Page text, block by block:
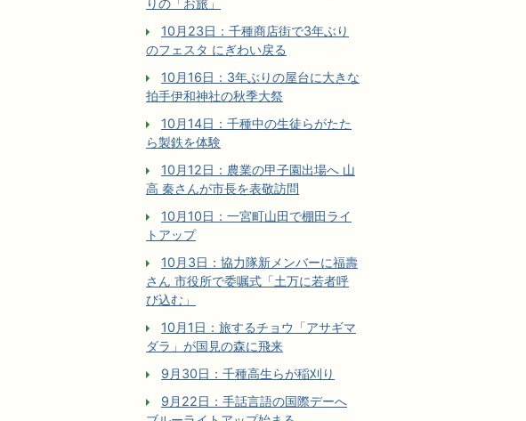
りの「お旅」
10月23日：千種商店街で3年ぶり
のフェスタ にぎわい戻る
10月16日：3年ぶりの屋台に大きな
拍手伊和神社の秋季大祭
10月14日：千種中の生徒らがたた
ら製鉄を体験
10月12日：農業の甲子園出場へ 山
高 秦さんが市長を表敬訪問
10月10日：一宮町山田で棚田ライ
トアップ
10月3日：協力隊新メンバーに福壽
さん 市役所で委嘱式「土万に若者呼
び込む」
10月1日：旅するチョウ「アサギマ
ダラ」が国見の森に飛来
9月30日：千種高生らが稲刈り
9月22日：手話言語の国際デーへ